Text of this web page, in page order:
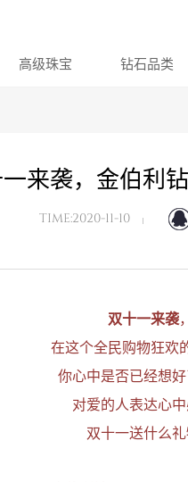
高级珠宝 钻石品类
来袭，金伯利
TIME:2020-11-10
双十一来袭
在这个全民购物狂欢
你心中是否已经想
对爱的人表达心
双十一送什么